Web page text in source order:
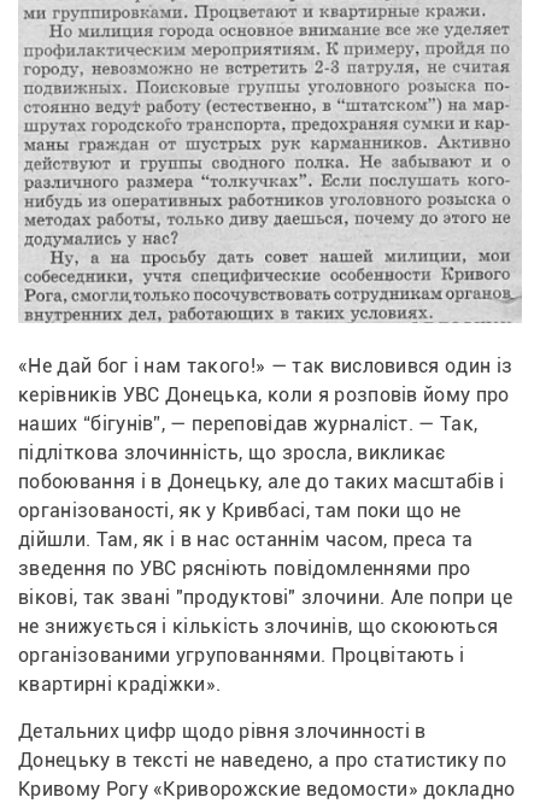
«Не дай бог і нам такого!» — так висловився один із
керівників УВС Донецька, коли я розповів йому про
наших “бігунів”, — переповідав журналіст. — Так,
підліткова злочинність, що зросла, викликає
побоювання і в Донецьку, але до таких масштабів і
організованості, як у Кривбасі, там поки що не
дійшли. Там, як і в нас останнім часом, преса та
зведення по УВС рясніють повідомленнями про
вікові, так звані "продуктові" злочини. Але попри це
не знижується і кількість злочинів, що скоюються
організованими угрупованнями. Процвітають і
квартирні крадіжки».
Детальних цифр щодо рівня злочинності в
Донецьку в тексті не наведено, а про статистику по
Кривому Рогу «Криворожские ведомости» докладно